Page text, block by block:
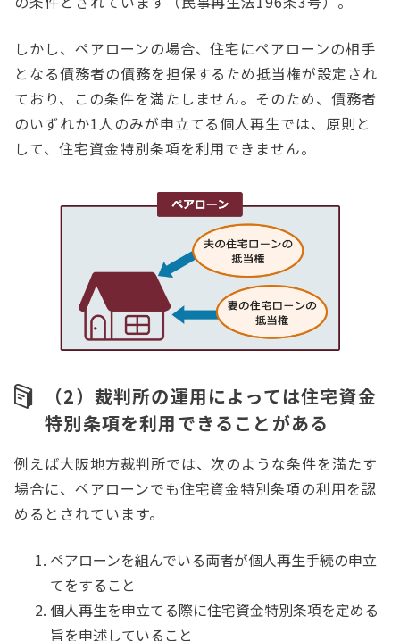
しかし、ペアローンの場合、住宅にペアローンの相手
となる債務者の債務を担保するため抵当権が設定され
ており、この条件を満たしません。そのため、債務者
のいずれか1人のみが申立てる個人再生では、原則と
して、住宅資金特別条項を利用できません。
（2）裁判所の運用によっては住宅資金
特別条項を利用できることがある
例えば大阪地方裁判所では、次のような条件を満たす
場合に、ペアローンでも住宅資金特別条項の利用を認
めるとされています。
ペアローンを組んでいる両者が個人再生手続の申立
てをすること
個人再生を申立てる際に住宅資金特別条項を定める
旨を申述していること